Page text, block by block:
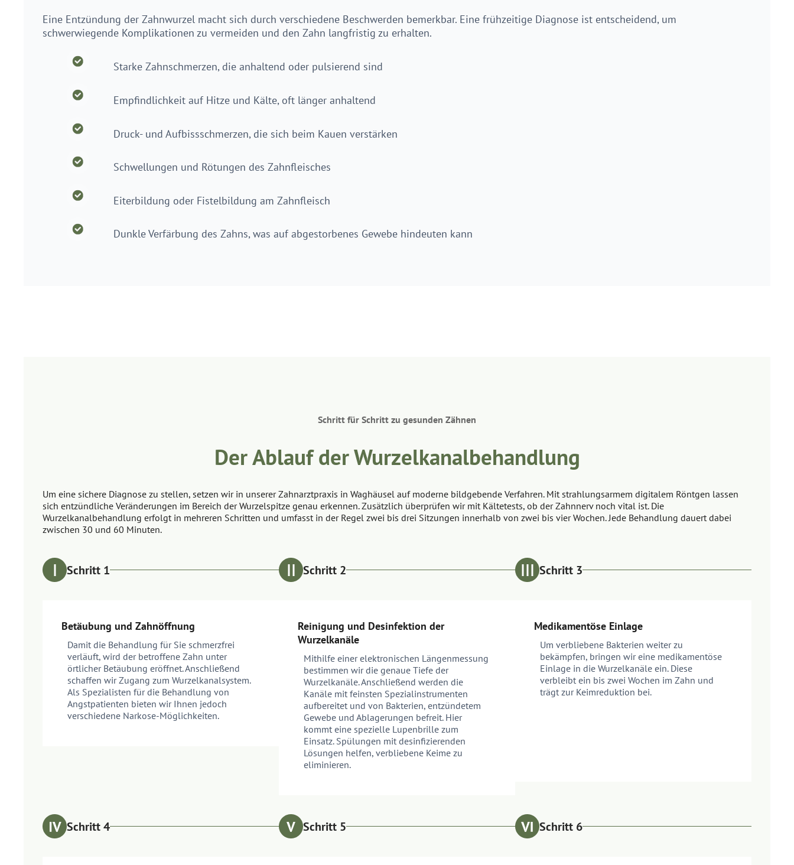
Eine Entzündung der Zahnwurzel macht sich durch verschiedene Beschwerden bemerkbar. Eine frühzeitige Diagnose ist entscheidend, um
schwerwiegende Komplikationen zu vermeiden und den Zahn langfristig zu erhalten.
Starke Zahnschmerzen, die anhaltend oder pulsierend sind
Empfindlichkeit auf Hitze und Kälte, oft länger anhaltend
Druck- und Aufbissschmerzen, die sich beim Kauen verstärken
Schwellungen und Rötungen des Zahnfleisches
Eiterbildung oder Fistelbildung am Zahnfleisch
Dunkle Verfärbung des Zahns, was auf abgestorbenes Gewebe hindeuten kann
Schritt für Schritt zu gesunden Zähnen
Der Ablauf der Wurzelkanalbehandlung
Um eine sichere Diagnose zu stellen, setzen wir in unserer Zahnarztpraxis in Waghäusel auf moderne bildgebende Verfahren. Mit strahlungsarmem digitalem Röntgen lassen
sich entzündliche Veränderungen im Bereich der Wurzelspitze genau erkennen. Zusätzlich überprüfen wir mit Kältetests, ob der Zahnnerv noch vital ist. Die
Wurzelkanalbehandlung erfolgt in mehreren Schritten und umfasst in der Regel zwei bis drei Sitzungen innerhalb von zwei bis vier Wochen. Jede Behandlung dauert dabei
zwischen 30 und 60 Minuten.
Schritt 1
Betäubung und Zahnöffnung
Damit die Behandlung für Sie schmerzfrei
verläuft, wird der betroffene Zahn unter
örtlicher Betäubung eröffnet. Anschließend
schaffen wir Zugang zum Wurzelkanalsystem.
Als Spezialisten für die Behandlung von
Angstpatienten bieten wir Ihnen jedoch
verschiedene Narkose-Möglichkeiten.
Schritt 2
Reinigung und Desinfektion der
Wurzelkanäle
Mithilfe einer elektronischen Längenmessung
bestimmen wir die genaue Tiefe der
Wurzelkanäle. Anschließend werden die
Kanäle mit feinsten Spezialinstrumenten
aufbereitet und von Bakterien, entzündetem
Gewebe und Ablagerungen befreit. Hier
kommt eine spezielle Lupenbrille zum
Einsatz. Spülungen mit desinfizierenden
Lösungen helfen, verbliebene Keime zu
eliminieren.
Schritt 3
Medikamentöse Einlage
Um verbliebene Bakterien weiter zu
bekämpfen, bringen wir eine medikamentöse
Einlage in die Wurzelkanäle ein. Diese
verbleibt ein bis zwei Wochen im Zahn und
trägt zur Keimreduktion bei.
Schritt 4 Schritt 5 Schritt 6